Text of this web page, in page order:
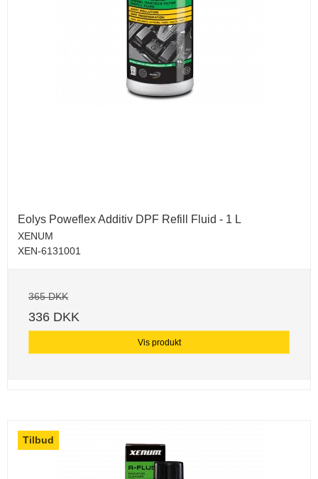
Eolys Poweflex Additiv DPF Refill Fluid - 1 L
XENUM
XEN-6131001
365 DKK
336 DKK
Vis produkt
Tilbud